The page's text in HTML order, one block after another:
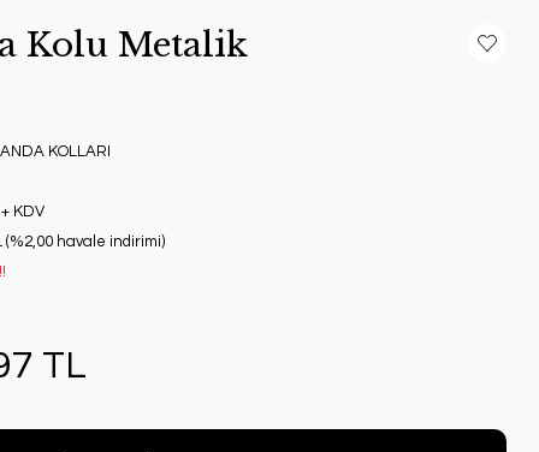
Kolu Metalik
KOLLARI
KDV
(%2,00 havale indirimi)
TL